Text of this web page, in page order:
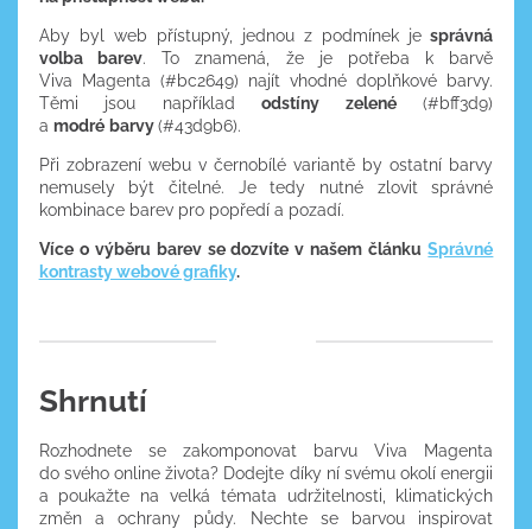
Aby byl web přístupný, jednou z podmínek je správná
volba barev. To znamená, že je potřeba k barvě
Viva Magenta (#bc2649) najít vhodné doplňkové barvy.
Těmi jsou napříkladodstíny zelené(#bff3d9)
a modré barvy(#43d9b6).
Při zobrazení webu v černobílé variantě by ostatní barvy
nemusely být čitelné. Je tedy nutné zlovit správné
kombinace barev pro popředí a pozadí.
Více o výběru barev se dozvíte v našem článkuSprávné
kontrasty webové grafiky.
Shrnutí
Rozhodnete se zakomponovat barvu Viva Magenta
do svého online života? Dodejte díky ní svému okolí energii
a poukažte na velká témata udržitelnosti, klimatických
změn a ochrany půdy. Nechte se barvou inspirovat